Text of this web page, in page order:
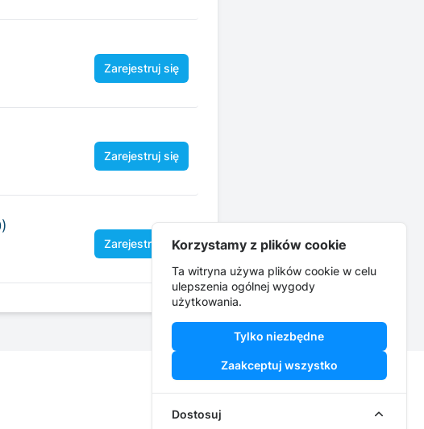
FacebookInstagramYouTube
Korzystamy z plików cookie
Ta witryna używa plików cookie w celu
ulepszenia ogólnej wygody
użytkowania.
Tylko niezbędne
Zaakceptuj wszystko
Dostosuj